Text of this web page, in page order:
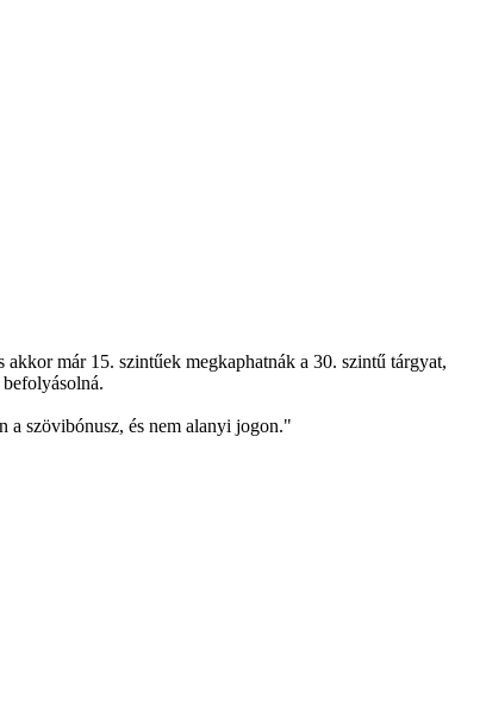
már 15. szintűek megkaphatnák a 30. szintű tárgyat,
a szövibónusz, és nem alanyi jogon."